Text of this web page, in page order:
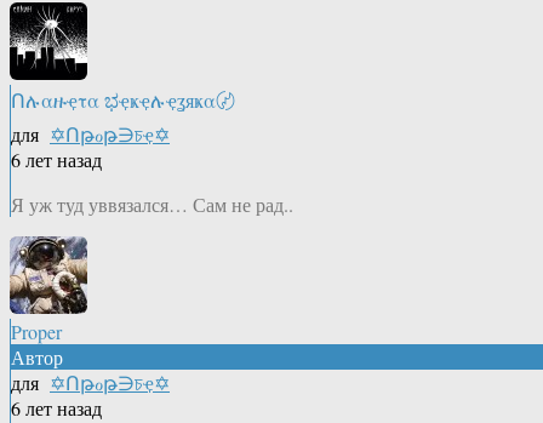
Ոሉαዙҿτα ಭҿҝҿሉҿʓяҝα〄
для ✡Ոթℴթ∋চҿ✡
6 лет назад
Я уж туд уввязался… Сам не рад..
Proper
Автор
для ✡Ոթℴթ∋চҿ✡
6 лет назад